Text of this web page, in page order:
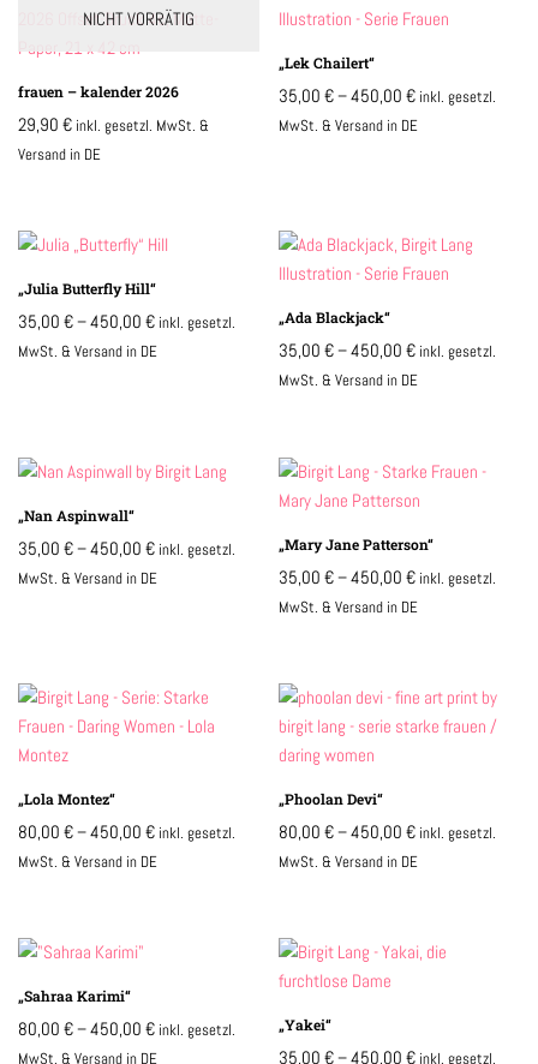
NICHT VORRÄTIG
frauen – kalender 2026
29,90 € inkl. gesetzl. MwSt. &
Versand in DE
„Lek Chailert“
35,00€–450,00€ inkl. gesetzl.
MwSt. & Versand in DE
„Julia Butterfly Hill“
35,00 €–450,00 € inkl. gesetzl.
MwSt. & Versand in DE
„Ada Blackjack“
35,00€–450,00€ inkl. gesetzl.
MwSt. & Versand in DE
„Nan Aspinwall“
35,00 €–450,00 € inkl. gesetzl.
MwSt. & Versand in DE
„Mary Jane Patterson“
35,00€–450,00€ inkl. gesetzl.
MwSt. & Versand in DE
„Lola Montez“
80,00 €–450,00 € inkl. gesetzl.
MwSt. & Versand in DE
„Phoolan Devi“
80,00€–450,00€ inkl. gesetzl.
MwSt. & Versand in DE
„Sahraa Karimi“
80,00 €–450,00 € inkl. gesetzl.
MwSt. & Versand in DE
„Yakei“
35,00€–450,00€ inkl. gesetzl.